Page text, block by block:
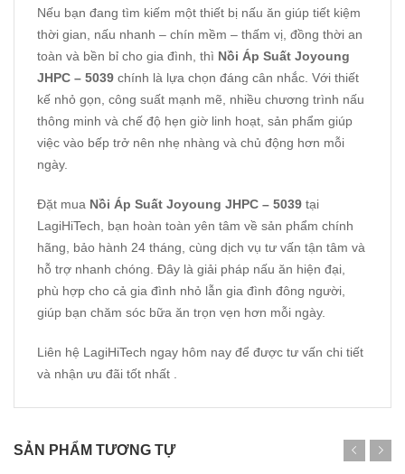
Nếu bạn đang tìm kiếm một thiết bị nấu ăn giúp tiết kiệm
thời gian, nấu nhanh – chín mềm – thấm vị, đồng thời an
toàn và bền bỉ cho gia đình, thì Nồi Áp Suất Joyoung
JHPC – 5039 chính là lựa chọn đáng cân nhắc. Với thiết
kế nhỏ gọn, công suất mạnh mẽ, nhiều chương trình nấu
thông minh và chế độ hẹn giờ linh hoạt, sản phẩm giúp
việc vào bếp trở nên nhẹ nhàng và chủ động hơn mỗi
ngày.
Đặt mua Nồi Áp Suất Joyoung JHPC – 5039 tại
LagiHiTech, bạn hoàn toàn yên tâm về sản phẩm chính
hãng, bảo hành 24 tháng, cùng dịch vụ tư vấn tận tâm và
hỗ trợ nhanh chóng. Đây là giải pháp nấu ăn hiện đại,
phù hợp cho cả gia đình nhỏ lẫn gia đình đông người,
giúp bạn chăm sóc bữa ăn trọn vẹn hơn mỗi ngày.
Liên hệ LagiHiTech ngay hôm nay để được tư vấn chi tiết
và nhận ưu đãi tốt nhất .
SẢN PHẨM TƯƠNG TỰ